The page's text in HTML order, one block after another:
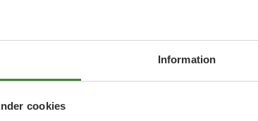
Information
cookies
watch?v=kvuu2DaTJUY